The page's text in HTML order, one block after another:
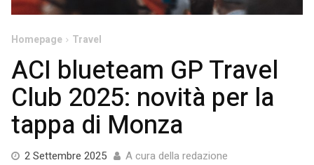
Homepage Travel
ACI blueteam GP Travel
Club 2025: novità per la
tappa di Monza
2 Settembre 20252
A cura della redazione